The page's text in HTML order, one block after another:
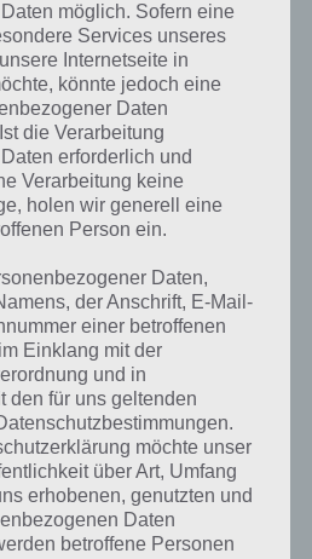
zur Lösung Foto
Rätsel am 17.9.2022 in 4 Bilder 1
möglich. Sofern eine
Services unseres
Internetseite in
könnte jedoch eine
Daten
die Verarbeitung
erforderlich und
Verarbeitung keine
holen wir generell eine
Person ein.
Daten,
der Anschrift, E-Mail-
einer betroffenen
Einklang mit der
und in
den für uns geltenden
möchte unser
über Art, Umfang
erhobenen, genutzten und
Daten
betroffene Personen